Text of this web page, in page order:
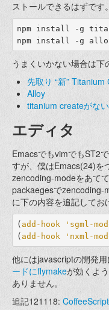
ストールできるはずです。
npm install -g
うまくいかない場合は下
先取り “新” Titanium
Alloy
titanium createがな
エディタ
EmacsでもvimでもST2
すが、僕はEmacs(24)を
zencoding-modeをあて
packaegesでzencoding-
に下の内容を追記してお
( add-hook 'sgml-
( add-hook 'nxml-
他にはjavascriptの開発
ードにflymakeが効くよ
ありません。
追記121118: